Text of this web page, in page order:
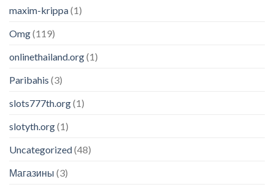
maxim-krippa(1)
Omg(119)
onlinethailand.org(1)
Paribahis (3)
slots777th.org(1)
slotyth.org(1)
Uncategorized(48)
Магазины (3)